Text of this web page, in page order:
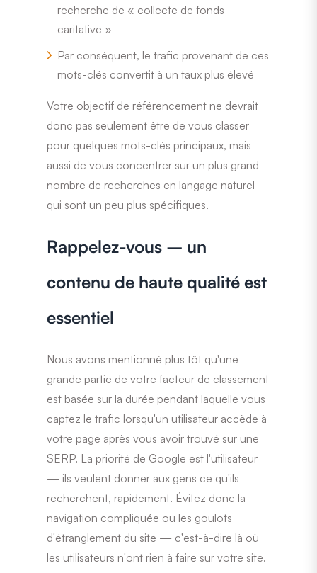
recherche de « collecte de fonds
caritative »
Par conséquent, le trafic provenant de ces
mots-clés convertit à un taux plus élevé
Votre objectif de référencement ne devrait
donc pas seulement être de vous classer
pour quelques mots-clés principaux, mais
aussi de vous concentrer sur un plus grand
nombre de recherches en langage naturel
qui sont un peu plus spécifiques.
Rappelez-vous – un
contenu de haute qualité est
essentiel
Nous avons mentionné plus tôt qu'une
grande partie de votre facteur de classement
est basée sur la durée pendant laquelle vous
captez le trafic lorsqu'un utilisateur accède à
votre page après vous avoir trouvé sur une
SERP. La priorité de Google est l'utilisateur
— ils veulent donner aux gens ce qu'ils
recherchent, rapidement. Évitez donc la
navigation compliquée ou les goulots
d'étranglement du site — c'est-à-dire là où
les utilisateurs n'ont rien à faire sur votre site.